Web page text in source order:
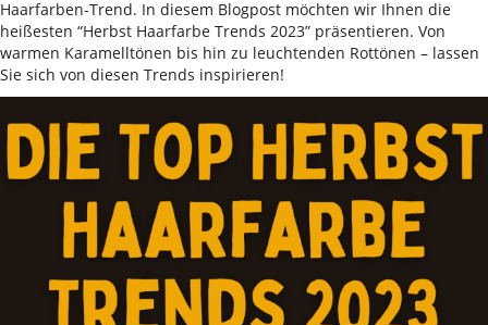
Haarfarben-Trend. In diesem Blogpost möchten wir Ihnen die
heißesten “Herbst Haarfarbe Trends 2023” präsentieren. Von
warmen Karamelltönen bis hin zu leuchtenden Rottönen – lassen
Sie sich von diesen Trends inspirieren!